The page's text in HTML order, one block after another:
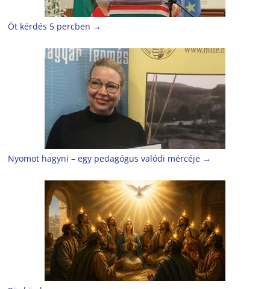
Öt kérdés 5 percben →
Nyomot hagyni – egy pedagógus valódi mércéje →